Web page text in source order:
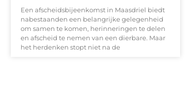
Een afscheidsbijeenkomst in Maasdriel biedt
nabestaanden een belangrijke gelegenheid
om samen te komen, herinneringen te delen
en afscheid te nemen van een dierbare. Maar
het herdenken stopt niet na de